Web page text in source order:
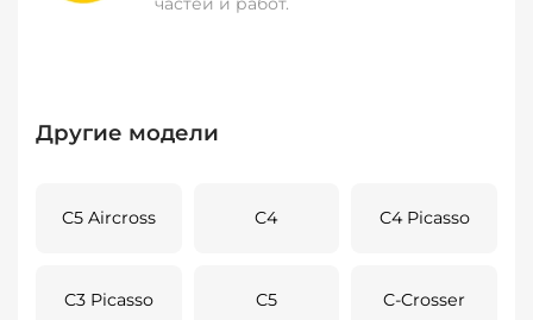
Другие модели
C5 Aircross C4 C4 Picasso
C3 Picasso C5 C-Crosser